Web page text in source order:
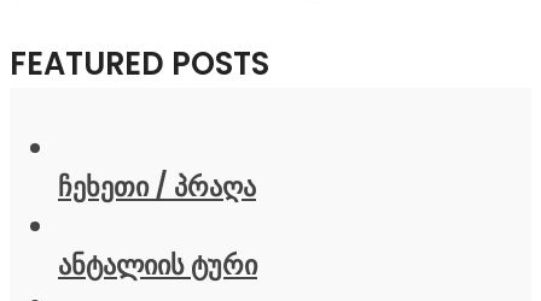
FEATURED POSTS
ჩეხეთი / პრაღა
ანტალიის ტური